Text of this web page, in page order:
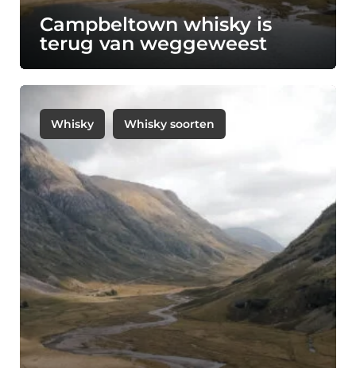
Campbeltown whisky is
terug van weggeweest
Whisky Whisky soorten